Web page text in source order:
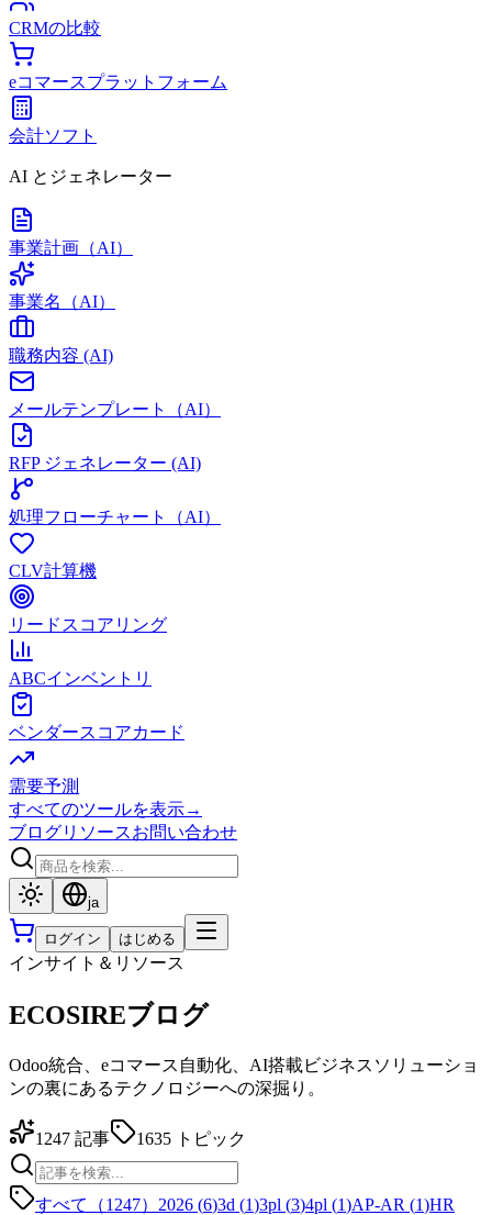
CRMの比較
eコマースプラットフォーム
会計ソフト
AI とジェネレーター
事業計画（AI）
事業名（AI）
職務内容 (AI)
メールテンプレート（AI）
RFP ジェネレーター (AI)
処理フローチャート（AI）
CLV計算機
リードスコアリング
ABCインベントリ
ベンダースコアカード
需要予測
すべてのツールを表示→
ブログリソースお問い合わせ
ja
ログイン はじめる
インサイト＆リソース
ECOSIREブログ
Odoo統合、eコマース自動化、AI搭載ビジネスソリューショ
ンの裏にあるテクノロジーへの深掘り。
1247 記事 1635 トピック
すべて（1247） 2026 (6)3d (1)3pl (3)4pl (1)AP-AR (1)HR